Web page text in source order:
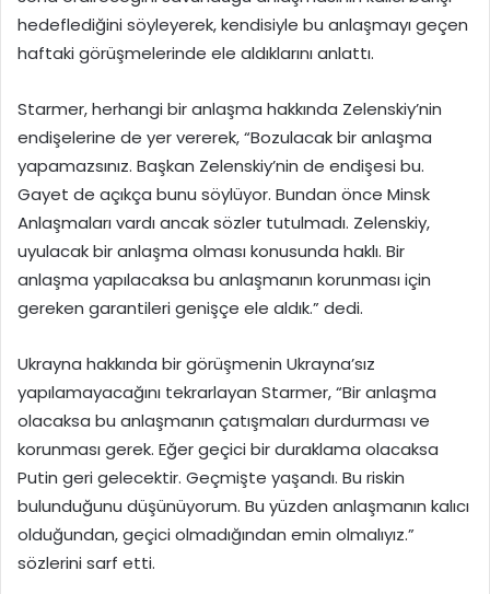
hedeflediğini söyleyerek, kendisiyle bu anlaşmayı geçen
haftaki görüşmelerinde ele aldıklarını anlattı.
Starmer, herhangi bir anlaşma hakkında Zelenskiy’nin
endişelerine de yer vererek, “Bozulacak bir anlaşma
yapamazsınız. Başkan Zelenskiy’nin de endişesi bu.
Gayet de açıkça bunu söylüyor. Bundan önce Minsk
Anlaşmaları vardı ancak sözler tutulmadı. Zelenskiy,
uyulacak bir anlaşma olması konusunda haklı. Bir
anlaşma yapılacaksa bu anlaşmanın korunması için
gereken garantileri genişçe ele aldık.” dedi.
Ukrayna hakkında bir görüşmenin Ukrayna’sız
yapılamayacağını tekrarlayan Starmer, “Bir anlaşma
olacaksa bu anlaşmanın çatışmaları durdurması ve
korunması gerek. Eğer geçici bir duraklama olacaksa
Putin geri gelecektir. Geçmişte yaşandı. Bu riskin
bulunduğunu düşünüyorum. Bu yüzden anlaşmanın kalıcı
olduğundan, geçici olmadığından emin olmalıyız.”
sözlerini sarf etti.